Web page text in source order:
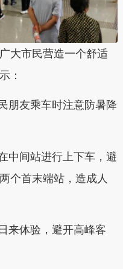
市民营造一个舒适
：
友乘车时注意防暑降
间站进行上下车，避
个首末端站，造成人
体验，避开高峰客